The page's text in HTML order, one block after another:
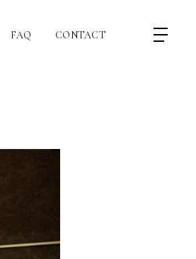
FAQ CONTACT